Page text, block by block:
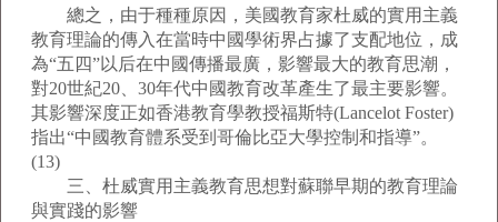
總之，由于種種原因，美國教育家杜威的實用主義
教育理論的傳入在當時中國學術界占據了支配地位，成
為“五四”以后在中國傳播最廣，影響最大的教育思潮，
對20世紀20、30年代中國教育改革產生了最主要影響。
其影響深度正如香港教育學教授福斯特(Lancelot Foster)
指出“中國教育體系受到哥倫比亞大學控制和指導”。
(13)
三、杜威實用主義教育思想對蘇聯早期的教育理論
與實踐的影響